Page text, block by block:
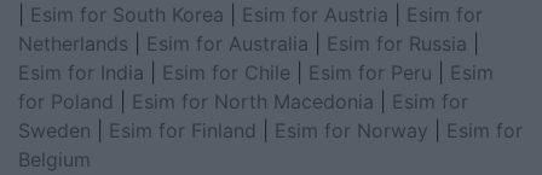
Esim for South Korea Esim for Austria
Esim for
Netherlands
Esim for Australia Esim for Russia
Esim for India
Esim for Chile Esim for Peru
Esim
for Poland
Esim for North Macedonia
Esim for
Sweden
Esim for Finland Esim for Norway
Esim for
Belgium